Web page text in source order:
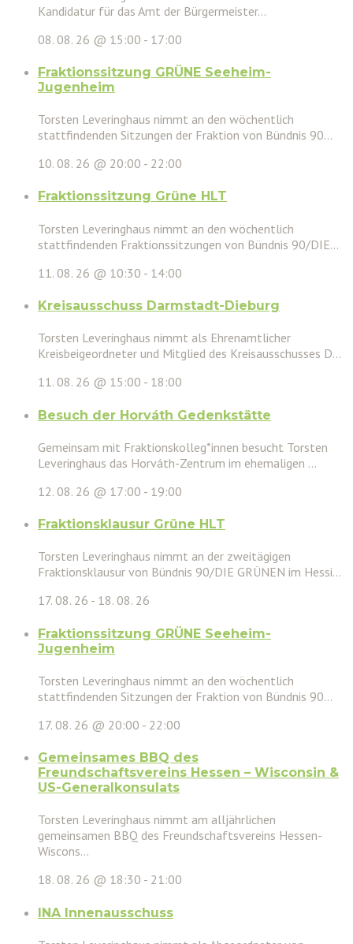
Kandidatur für das Amt der Bürgermeister...
08. 08. 26 @ 15:00 - 17:00
Fraktionssitzung GRÜNE Seeheim-
Jugenheim
Torsten Leveringhaus nimmt an den wöchentlich
stattfindenden Sitzungen der Fraktion von Bündnis 90...
10. 08. 26 @ 20:00 - 22:00
Fraktionssitzung Grüne HLT
Torsten Leveringhaus nimmt an den wöchentlich
stattfindenden Fraktionssitzungen von Bündnis 90/DIE...
11. 08. 26 @ 10:30 - 14:00
Kreisausschuss Darmstadt-Dieburg
Torsten Leveringhaus nimmt als Ehrenamtlicher
Kreisbeigeordneter und Mitglied des Kreisausschusses D...
11. 08. 26 @ 15:00 - 18:00
Besuch der Horváth Gedenkstätte
Gemeinsam mit Fraktionskolleg*innen besucht Torsten
Leveringhaus das Horváth-Zentrum im ehemaligen ...
12. 08. 26 @ 17:00 - 19:00
Fraktionsklausur Grüne HLT
Torsten Leveringhaus nimmt an der zweitägigen
Fraktionsklausur von Bündnis 90/DIE GRÜNEN im Hessi...
17. 08. 26 - 18. 08. 26
Fraktionssitzung GRÜNE Seeheim-
Jugenheim
Torsten Leveringhaus nimmt an den wöchentlich
stattfindenden Sitzungen der Fraktion von Bündnis 90...
17. 08. 26 @ 20:00 - 22:00
Gemeinsames BBQ des
Freundschaftsvereins Hessen – Wisconsin &
US-Generalkonsulats
Torsten Leveringhaus nimmt am alljährlichen
gemeinsamen BBQ des Freundschaftsvereins Hessen-
Wiscons...
18. 08. 26 @ 18:30 - 21:00
INA Innenausschuss